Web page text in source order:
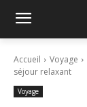
Accueil Voyage
séjour relaxant
Voyage